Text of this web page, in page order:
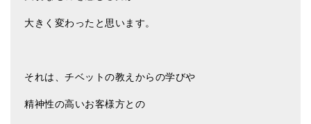
大きく変わったと思います。
それは、チベットの教えからの学びや
精神性の高いお客様方との